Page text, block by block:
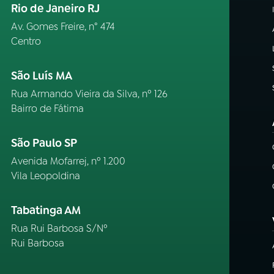
Rio de Janeiro RJ
Av. Gomes Freire, n° 474
Centro
São Luís MA
Rua Armando Vieira da Silva, nº 126
Bairro de Fátima
São Paulo SP
Avenida Mofarrej, nº 1.200
Vila Leopoldina
Tabatinga AM
Rua Rui Barbosa S/Nº
Rui Barbosa